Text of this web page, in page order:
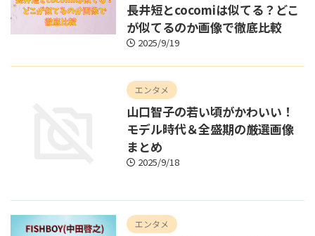
長井短とcocomiは似てる？どこ
が似てるのか画像で徹底比較
2025/9/19
エンタメ
山口智子の若い頃がかわいい！
モデル時代＆全盛期の厳選画像
まとめ
2025/9/18
エンタメ